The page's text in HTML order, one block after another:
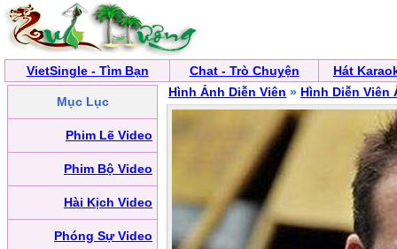
VietSingle - Tìm Bạn Chat - Trò Chuyện Hát
Mục Lục
Phim Lẽ Video
Phim Bộ Video
Hài Kịch Video
Phóng Sự Video
Hình Ảnh Diễn Viên » Hình Diễn Viên